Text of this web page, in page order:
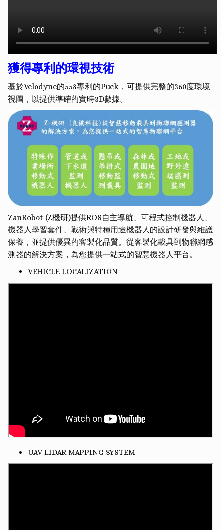
獲得專利的環視技術
基於Velodyne的558專利的Puck，可提供完整的360度環境
視圖，以提供準確的實時3D數據。
ZanRobot (Z機研)提供ROS自主導航、可程式控制機器人、
機器人學習套件、戰術與特種用途機器人的設計研發與維護
保養，並提供優異的客製化品質。從客製化載具到物聯網感
測器的解決方案，為您提供一站式的智慧機器人平台。
VEHICLE LOCALIZATION
UAV LIDAR MAPPING SYSTEM